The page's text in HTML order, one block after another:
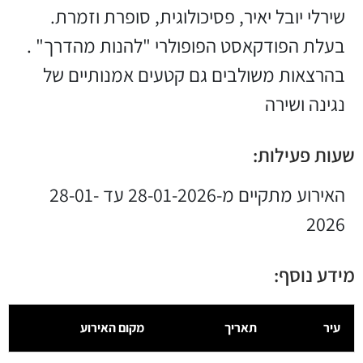
שירלי יובל יאיר, פסיכולוגית, סופרת וזמרת.
בעלת הפודקאסט הפופולרי "להנות מהדרך" .
בהרצאות משולבים גם קטעים אמנותיים של
נגינה ושירה
שעות פעילות:
האירוע מתקיים מ-28-01-2026 עד 28-01-
2026
מידע נוסף:
עיר תאריך מקום האירוע